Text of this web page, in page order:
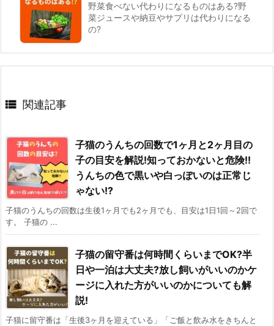
野菜食べない代わりになるものはある?野
菜ジュースや納豆やサプリは代わりになる
の?
 関連記事
子猫のうんちの回数で1ヶ月と2ヶ月目の
子の目安を解説!知っておかないと危険!!
うんちの色で黒いや白っぽいのは正常じ
ゃない!?
子猫のうんちの回数は生後1ヶ月でも2ヶ月でも、目安は1日1回～2回で
す。 子猫の ...
子猫の留守番は何時間くらいまでOK?半
日や一泊は大丈夫?放し飼いがいいのかケ
ージに入れた方がいいのかについても解
説!
子猫に留守番は「生後3ヶ月を迎えている」「ご飯と飲み水をきちんと